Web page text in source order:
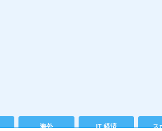
海外 IT 経済 ス